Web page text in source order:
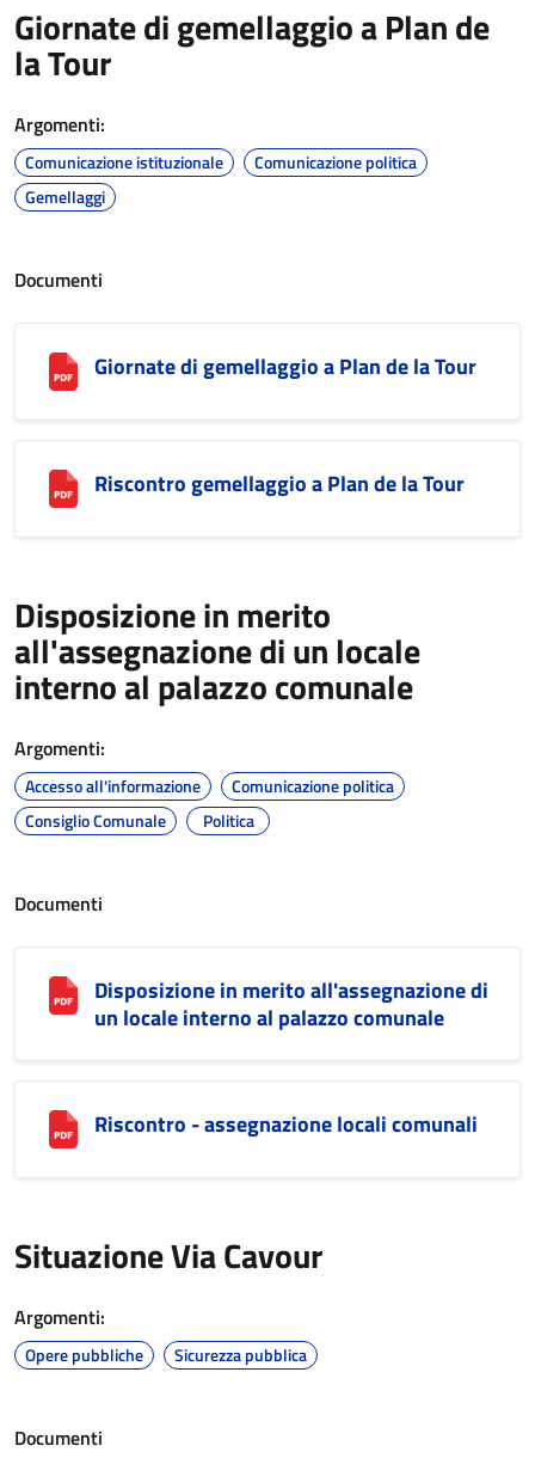
Giornate di gemellaggio a Plan de
la Tour
Argomenti:
Comunicazione istituzionale
Comunicazione politica
Gemellaggi
Documenti
Giornate di gemellaggio a Plan de la Tour
Riscontro gemellaggio a Plan de la Tour
Disposizione in merito
all'assegnazione di un locale
interno al palazzo comunale
Argomenti:
Accesso all'informazione
Comunicazione politica
Consiglio Comunale
Politica
Documenti
Disposizione in merito all'assegnazione di
un locale interno al palazzo comunale
Riscontro - assegnazione locali comunali
Situazione Via Cavour
Argomenti:
Opere pubbliche Sicurezza pubblica
Documenti